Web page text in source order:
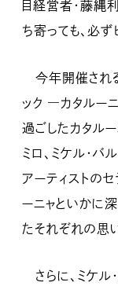
目経営者・藤縄
ち寄っても、必
今年開催される
ック ―カタルー
過ごしたカタルー
ミロ、ミケル・
アーティストの
ーニャといかに
たそれぞれの思
さらに、ミケ